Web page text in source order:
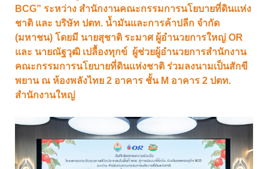
BCG” ระหว่าง สำนักงานคณะกรรมการนโยบายที่ดินแห่ง
ชาติ และ บริษัท ปตท. น้ำมันและการค้าปลีก จำกัด
(มหาชน) โดยมี นายสุชาติ ระมาศ ผู้อำนวยการใหญ่ OR
และ นายณัฐวุฒิ เปลื้องทุกข์ ผู้ช่วยผู้อำนวยการสำนักงาน
คณะกรรมการนโยบายที่ดินแห่งชาติ ร่วมลงนามเป็นสักขี
พยาน ณ ห้องพลังไทย 2 อาคาร ชั้น M อาคาร 2 ปตท.
สำนักงานใหญ่